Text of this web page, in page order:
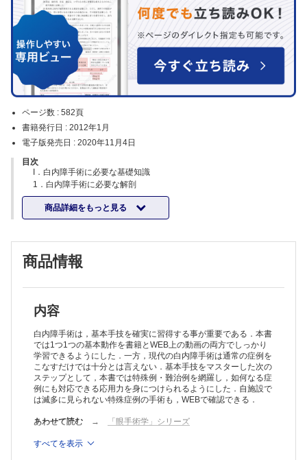
ページ数 : 582頁
書籍発行日 : 2012年1月
電子版発売日 : 2020年11月4日
目次
I．白内障手術に必要な基礎知識
1．白内障手術に必要な解剖
II．白内障手術に必要な評価・検査
1．水晶体混濁の種類と程度分類
2．術前の視機能評価
4．手術適応
糖尿病患者の白内障手術のタイミング
ディスポパック
2．超音波水晶体乳化吸引装置
前房不安定への対処法
3．白内障手術における手術用顕微鏡
4．粘弾性物質の種類と使い分け
粘弾性物質除去法
IV．白内障手術のトレーニング
1．動物眼でのウェットラボ
2．模擬眼でのウェット・ドライラボ
角膜混濁モデルによるウェットラボ
Ⅴ．白内障手術の基本手技
商品詳細をもっと見る
商品情報
内容
白内障手術は，基本手技を確実に習得する事が重要である．本書
では1つ1つの基本動作を書籍とWEB上の動画の両方でしっかり
学習できるようにした．一方，現代の白内障手術は通常の症例を
こなすだけでは十分とは言えない．基本手技をマスターした次の
ステップとして，本書では特殊例・難治例を網羅し，如何なる症
例にも対応できる応用力を身につけられるようにした．自施設で
は滅多に見られない特殊症例の手術も，WEBで確認できる．
あわせて読む → 「眼手術学」シリーズ
※本製品はPCでの閲覧も可能です。
すべてを表示